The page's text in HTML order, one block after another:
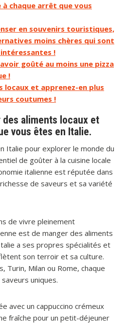
à chaque arrêt que vous
en souvenirs touristiques,
moins chères qui sont
!
goûté au moins une pizza
!
locaux et apprenez-en plus
coutumes !
des aliments locaux et
vous êtes en Italie.
Italie pour explorer le monde du
de goûter à la cuisine locale
italienne est réputée dans
de saveurs et sa variété
de vivre pleinement
est de manger des aliments
a ses propres spécialités et
son terroir et sa culture.
Turin, Milan ou Rome, chaque
uniques.
avec un cappuccino crémeux
fraîche pour un petit-déjeuner